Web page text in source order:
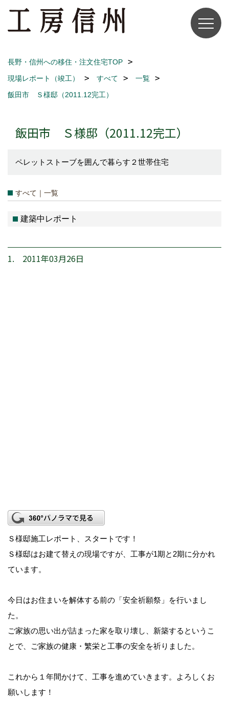
長野・信州への移住・注文住宅TOP
現場レポート（竣工）
すべて
一覧
飯田市 Ｓ様邸（2011.12完工）
飯田市 Ｓ様邸（2011.12完工）
ペレットストーブを囲んで暮らす２世帯住宅
すべて｜一覧
建築中レポート
1. 2011年03月26日
Ｓ様邸施工レポート、スタートです！
Ｓ様邸はお建て替えの現場ですが、工事が1期と2期に分かれ
ています。
今日はお住まいを解体する前の「安全祈願祭」を行いまし
た。
ご家族の思い出が詰まった家を取り壊し、新築するというこ
とで、ご家族の健康・繁栄と工事の安全を祈りました。
これから１年間かけて、工事を進めていきます。よろしくお
願いします！